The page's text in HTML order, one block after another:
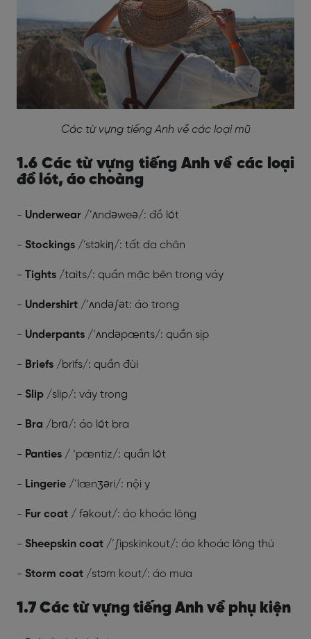
Các từ vựng tiếng Anh về các loại mũ
1.6 Các từ vựng tiếng Anh về các loại
đồ lót, áo choàng
- Underwear /’ʌndəweə/: đồ lót
- Stockings /’stɔkiη/: tất da chân
- Tights /taits/: quần mặc bên trong váy
- Undershirt /’ʌndə∫ət: áo trong
- Underpants /’ʌndəpænts/: quần sịp
- Briefs /brifs/: quần đùi
- Slip /slip/: váy trong
- Bra /brɑ/: áo lót bra
- Panties / ‘pæntiz/: quần lót
- Lingerie /’lænʒəri/: nội y
- Fur coat / fəkout/: áo khoác lông
- Sheepskin coat /’∫ipskinkout/: áo khoác lông thú
- Storm coat /stɔm kout/: áo mưa
1.7 Các từ vựng tiếng Anh về phụ kiện